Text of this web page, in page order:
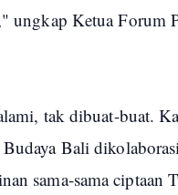
ungkap Ketua Forum
tak dibuat-buat.
Bali
sama-sama ciptaan